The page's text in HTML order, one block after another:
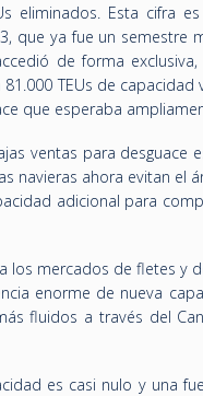
eliminados. Esta cifra
que ya fue un semestre
de forma
TEUs de
que esperaba
ventas para desguace
navieras ahora evitan el
adicional para
los mercados de fletes y
enorme de nueva
fluidos a través del
es casi nulo y una